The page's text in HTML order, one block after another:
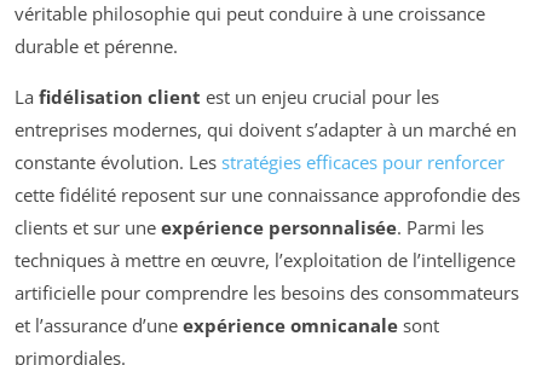
véritable philosophie qui peut conduire à une croissance
durable et pérenne.
La fidélisation client est un enjeu crucial pour les
entreprises modernes, qui doivent s’adapter à un marché en
constante évolution. Les stratégies efficaces pour renforcer
cette fidélité reposent sur une connaissance approfondie des
clients et sur une expérience personnalisée. Parmi les
techniques à mettre en œuvre, l’exploitation de l’intelligence
artificielle pour comprendre les besoins des consommateurs
et l’assurance d’une expérience omnicanale sont
primordiales.